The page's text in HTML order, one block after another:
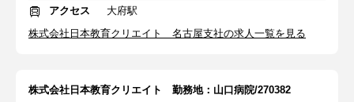
アクセス
大府駅
株式会社日本教育クリエイト 名古屋支社の求人一覧を見る
株式会社日本教育クリエイト 勤務地：山口病院/270382